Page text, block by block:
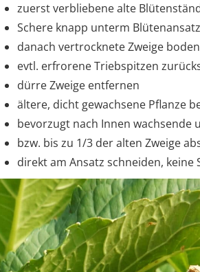
zuerst verbliebene alte
Schere knapp unterm
danach vertrocknete Zweige
evtl. erfrorene Triebspitzen
dürre Zweige entfernen
ältere, dicht gewachsene Pflanze
bevorzugt nach Innen wachsende
bzw. bis zu 1/3 der alten Zweige
direkt am Ansatz schneiden, keine